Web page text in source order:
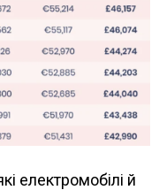
електромобілі й